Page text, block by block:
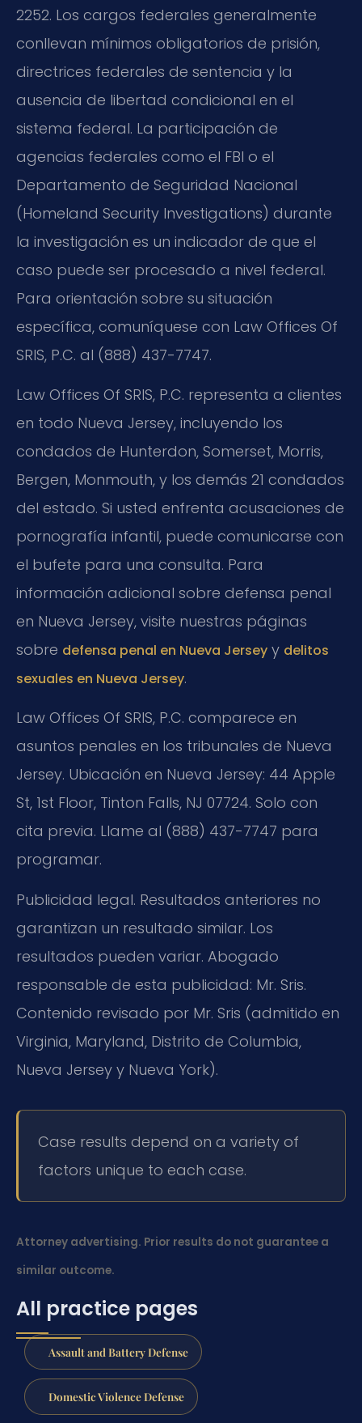
2252. Los cargos federales generalmente
conllevan mínimos obligatorios de prisión,
directrices federales de sentencia y la
ausencia de libertad condicional en el
sistema federal. La participación de
agencias federales como el FBI o el
Departamento de Seguridad Nacional
(Homeland Security Investigations) durante
la investigación es un indicador de que el
caso puede ser procesado a nivel federal.
Para orientación sobre su situación
específica, comuníquese con Law Offices Of
SRIS, P.C. al (888) 437-7747.
Law Offices Of SRIS, P.C. representa a clientes
en todo Nueva Jersey, incluyendo los
condados de Hunterdon, Somerset, Morris,
Bergen, Monmouth, y los demás 21 condados
del estado. Si usted enfrenta acusaciones de
pornografía infantil, puede comunicarse con
el bufete para una consulta. Para
información adicional sobre defensa penal
en Nueva Jersey, visite nuestras páginas
sobre defensa penal en Nueva Jersey y delitos
sexuales en Nueva Jersey.
Law Offices Of SRIS, P.C. comparece en
asuntos penales en los tribunales de Nueva
Jersey. Ubicación en Nueva Jersey: 44 Apple
St, 1st Floor, Tinton Falls, NJ 07724. Solo con
cita previa. Llame al (888) 437-7747 para
programar.
Publicidad legal. Resultados anteriores no
garantizan un resultado similar. Los
resultados pueden variar. Abogado
responsable de esta publicidad: Mr. Sris.
Contenido revisado por Mr. Sris (admitido en
Virginia, Maryland, Distrito de Columbia,
Nueva Jersey y Nueva York).
Case results depend on a variety of
factors unique to each case.
Attorney advertising. Prior results do not guarantee a
similar outcome.
All practice pages
Assault and Battery Defense
Domestic Violence Defense